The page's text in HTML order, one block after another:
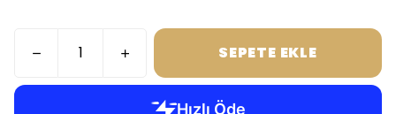
SEPETE EKLE